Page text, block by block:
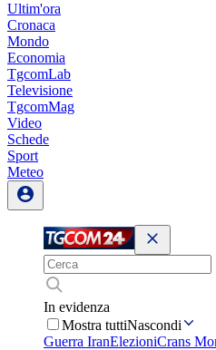
Ultim'ora
Cronaca
Mondo
Economia
TgcomLab
Televisione
TgcomMag
Video
Schede
Sport
Meteo
In evidenza
Mostra tuttiNascondi
Guerra IranElezioniCrans